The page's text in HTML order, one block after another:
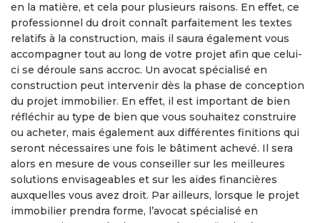
en la matière, et cela pour plusieurs raisons. En effet, ce
professionnel du droit connaît parfaitement les textes
relatifs à la construction, mais il saura également vous
accompagner tout au long de votre projet afin que celui-
ci se déroule sans accroc. Un avocat spécialisé en
construction peut intervenir dès la phase de conception
du projet immobilier. En effet, il est important de bien
réfléchir au type de bien que vous souhaitez construire
ou acheter, mais également aux différentes finitions qui
seront nécessaires une fois le bâtiment achevé. Il sera
alors en mesure de vous conseiller sur les meilleures
solutions envisageables et sur les aides financières
auxquelles vous avez droit. Par ailleurs, lorsque le projet
immobilier prendra forme, l’avocat spécialisé en